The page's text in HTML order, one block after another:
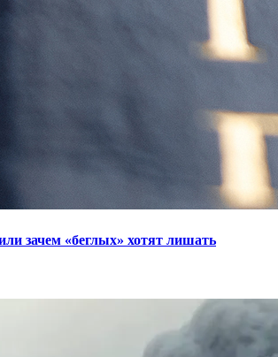
зачем «беглых» хотят лишать